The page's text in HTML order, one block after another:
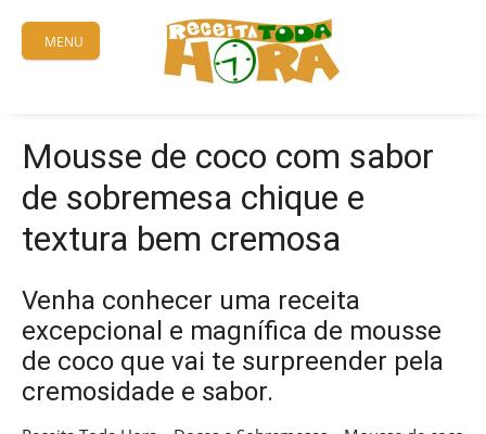
content
MENU
Mousse de coco com sabor
de sobremesa chique e
textura bem cremosa
Venha conhecer uma receita
excepcional e magnífica de mousse
de coco que vai te surpreender pela
cremosidade e sabor.